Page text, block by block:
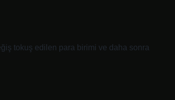
tokuş edilen para birimi ve daha sonra